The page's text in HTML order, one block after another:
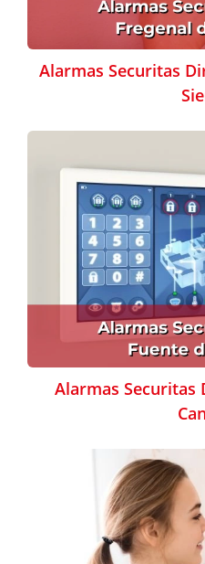
Alarmas Securitas
Alarmas Securitas